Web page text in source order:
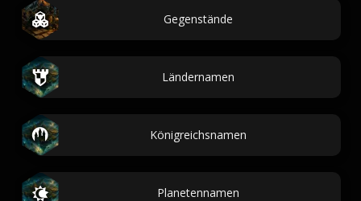
Gegenstände
Ländernamen
Königreichsnamen
Planetennamen